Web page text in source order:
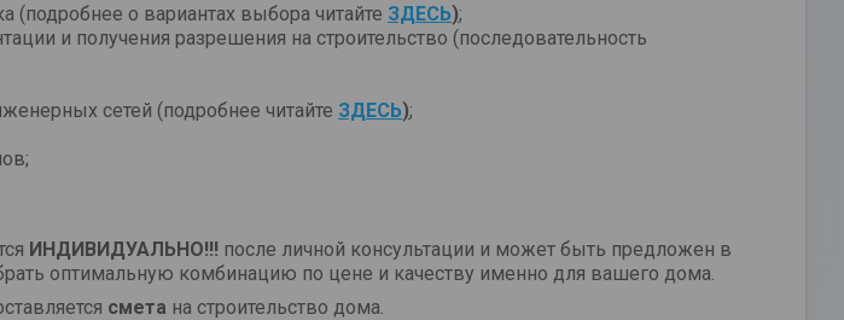
(подробнее о вариантах выбора читайте ЗДЕСЬ);
и получения разрешения на строительство (последовательность
сетей (подробнее читайте ЗДЕСЬ);
ИНДИВИДУАЛЬНО!!! после личной консультации и может быть предложен в
оптимальную комбинацию по цене и качеству именно для вашего дома.
смета на строительство дома.